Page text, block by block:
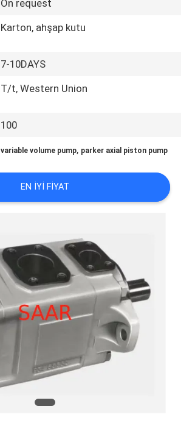
On request
Karton, ahşap kutu
7-10DAYS
T/t, Western Union
100
variable volume pump, parker axial piston pump
EN IYI FIYAT